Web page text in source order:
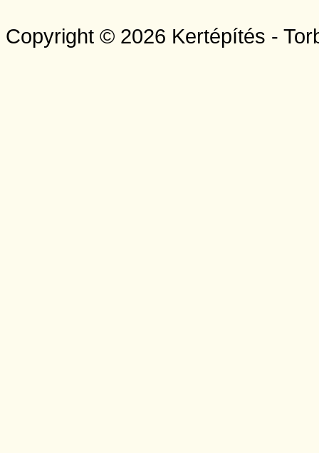
Copyright © 2026 Kertépítés -